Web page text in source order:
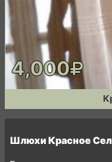
4,000
Шлюхи Красное